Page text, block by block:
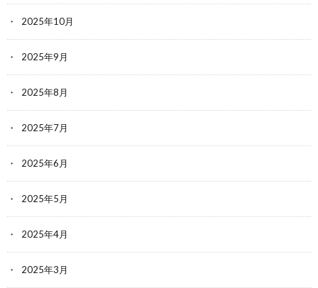
2025年10月
2025年9月
2025年8月
2025年7月
2025年6月
2025年5月
2025年4月
2025年3月